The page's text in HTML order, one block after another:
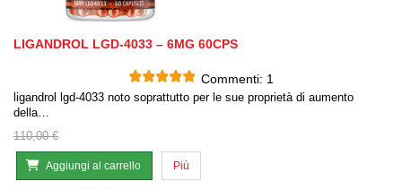
LIGANDROL LGD-4033 – 6MG 60CPS
Commenti: 1
ligandrol lgd-4033 noto soprattutto per le sue proprietà di aumento
della…
110,00 €
Aggiungi al carrello Più